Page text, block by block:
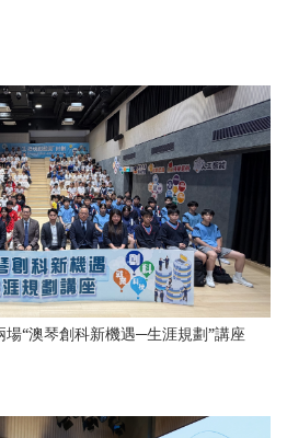
“澳琴創科新機遇─生涯規劃”講座